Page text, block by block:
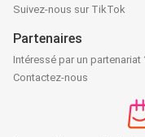
Suivez-nous sur TikTok
Partenaires
Intéressé par un partenariat
Contactez-nous